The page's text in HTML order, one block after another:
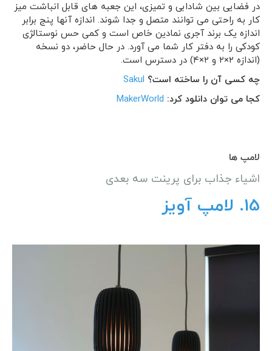
در فضایی بین شادابی و تمیزی، این جعبه های قابل انباشت میز
کار به راحتی می توانند متصل و جدا شوند. اندازه آنها پنج برابر
اندازه یک برند آجری نمادین خاص است و کمی حس نوستالژی
کودکی را به دفتر کار شما می آورد. در حال حاضر، دو نسخه
(اندازه ۲×۲ و ۲×۴) در دسترس است.
چه کسی آن را ساخته است؟ Sakul
کجا می توان دانلود کرد: MakerWorld
لامپ ها
اشیاء جذاب برای پرینت سه بعدی
15. لامپ آویز